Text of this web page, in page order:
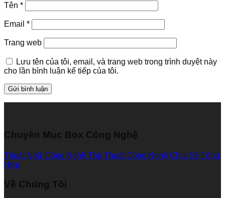
Tên *
Email *
Trang web
Lưu tên của tôi, email, và trang web trong trình duyệt này
cho lần bình luận kế tiếp của tôi.
Chuyên Mục Box Công Nghệ
Thuật Ngữ Công Nghệ Thủ Thuật Công Nghệ Chia Sẻ Tổng
Hợp
Về Chúng Tôi